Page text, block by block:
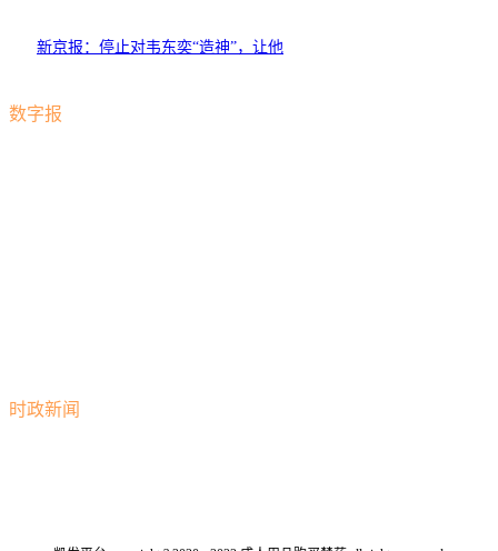
新京报：停止对韦东奕“造神”，让他
数字报
时政新闻